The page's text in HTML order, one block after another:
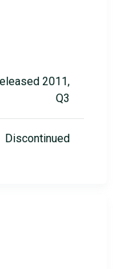
2011,
Q3
Discontinued